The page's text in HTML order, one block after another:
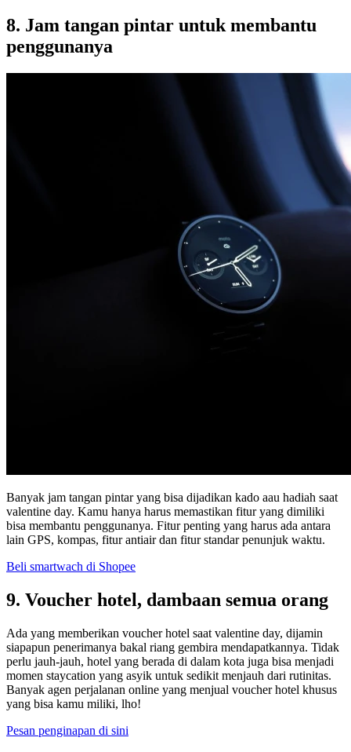
8. Jam tangan pintar untuk membantu
penggunanya
Banyak jam tangan pintar yang bisa dijadikan kado aau hadiah saat
valentine day. Kamu hanya harus memastikan fitur yang dimiliki
bisa membantu penggunanya. Fitur penting yang harus ada antara
lain GPS, kompas, fitur antiair dan fitur standar penunjuk waktu.
Beli smartwach di Shopee
9. Voucher hotel, dambaan semua orang
Ada yang memberikan voucher hotel saat valentine day, dijamin
siapapun penerimanya bakal riang gembira mendapatkannya. Tidak
perlu jauh-jauh, hotel yang berada di dalam kota juga bisa menjadi
momen staycation yang asyik untuk sedikit menjauh dari rutinitas.
Banyak agen perjalanan online yang menjual voucher hotel khusus
yang bisa kamu miliki, lho!
Pesan penginapan di sini